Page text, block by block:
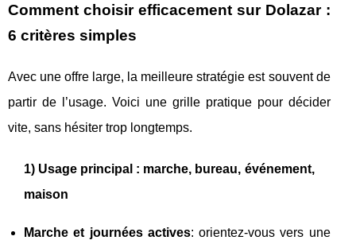
Comment choisir efficacement sur Dolazar :
6 critères simples
Avec une offre large, la meilleure stratégie est souvent de
partir de l’usage. Voici une grille pratique pour décider
vite, sans hésiter trop longtemps.
1) Usage principal : marche, bureau, événement,
maison
Marche et journées actives: orientez-vous vers une